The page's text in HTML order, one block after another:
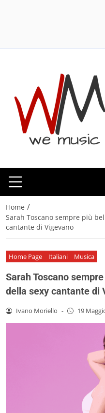
Home /
Sarah Toscano sempre più
cantante di Vigevano
Home Page Italiani Musica
Sarah Toscano
della sexy cantante di
Ivano Moriello - 19